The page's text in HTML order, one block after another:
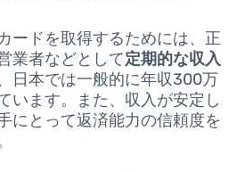
ードを取得するためには、正
業者などとして定期的な収入
日本では一般的に年収300万
います。また、収入が安定し
にとって返済能力の信頼度を